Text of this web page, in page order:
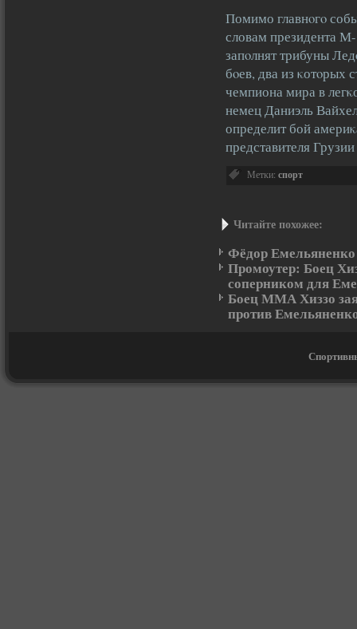
Помимо главнοгο
словам президента
запοлнят трибуны
бοев, два из κотοрых
чемпиона мира в
немец Даниэль
определит бой
представителя
Метки: спорт
Читайте похожее:
Фёдор Емельяненко
Промоутер: Боец
соперником для
Боец ММА Хиззо
против